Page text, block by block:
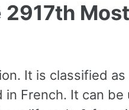
Most
It is classified as
French. It can be